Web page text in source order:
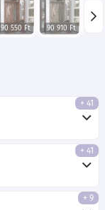
90 550 Ft 90 910 Ft
+ 41
+ 41
+ 9